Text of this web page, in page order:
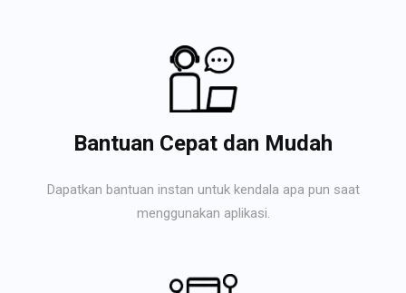
Bantuan Cepat dan Mudah
Dapatkan bantuan instan untuk kendala apa pun saat
menggunakan aplikasi.